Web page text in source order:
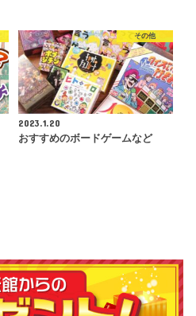
その他
2023.1.20
おすすめのボードゲームなど